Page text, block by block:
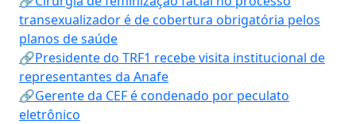
transexualizador é de cobertura obrigatória pelos
planos de saúde
🔗Presidente do TRF1 recebe visita institucional de
representantes da Anafe
🔗Gerente da CEF é condenado por peculato
eletrônico